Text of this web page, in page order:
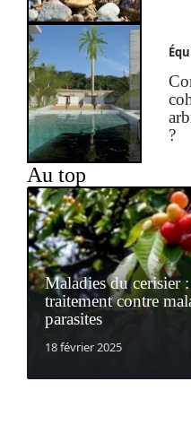
?
Au top
Maladies du cerisier
traitement contre
parasites
18 février 2025